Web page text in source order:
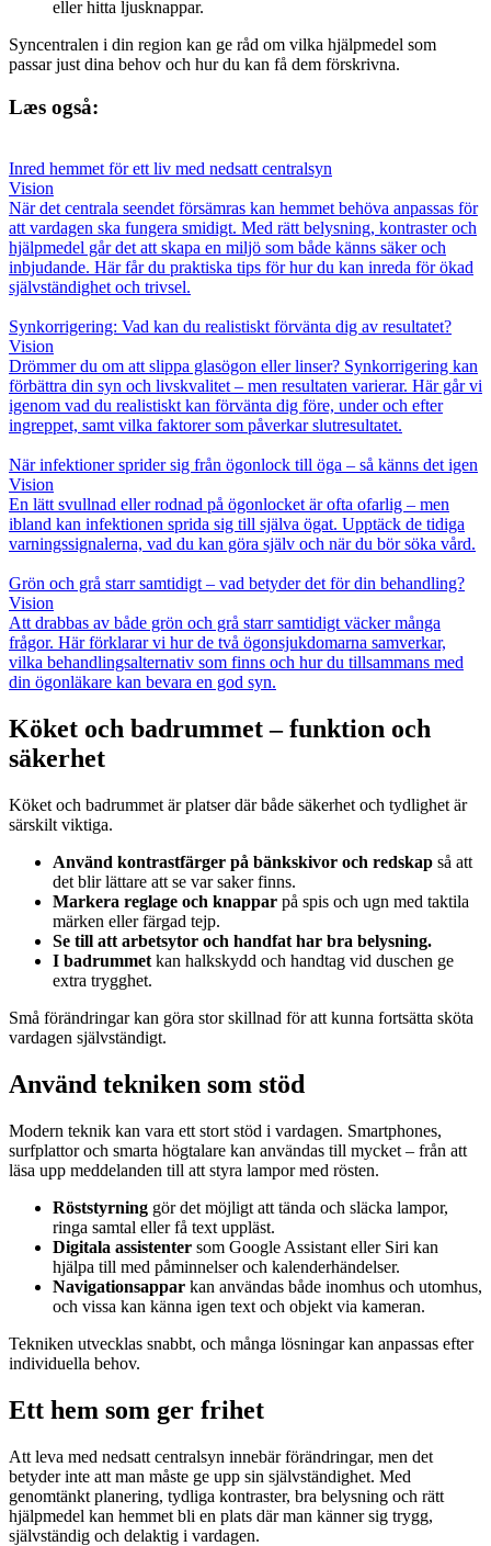
eller hitta ljusknappar.
Syncentralen i din region kan ge råd om vilka hjälpmedel som
passar just dina behov och hur du kan få dem förskrivna.
Læs også:
Inred hemmet för ett liv med nedsatt centralsyn
Vision
När det centrala seendet försämras kan hemmet behöva anpassas för
att vardagen ska fungera smidigt. Med rätt belysning, kontraster och
hjälpmedel går det att skapa en miljö som både känns säker och
inbjudande. Här får du praktiska tips för hur du kan inreda för ökad
självständighet och trivsel.
Synkorrigering: Vad kan du realistiskt förvänta dig av resultatet?
Vision
Drömmer du om att slippa glasögon eller linser? Synkorrigering kan
förbättra din syn och livskvalitet – men resultaten varierar. Här går vi
igenom vad du realistiskt kan förvänta dig före, under och efter
ingreppet, samt vilka faktorer som påverkar slutresultatet.
När infektioner sprider sig från ögonlock till öga – så känns det igen
Vision
En lätt svullnad eller rodnad på ögonlocket är ofta ofarlig – men
ibland kan infektionen sprida sig till själva ögat. Upptäck de tidiga
varningssignalerna, vad du kan göra själv och när du bör söka vård.
Grön och grå starr samtidigt – vad betyder det för din behandling?
Vision
Att drabbas av både grön och grå starr samtidigt väcker många
frågor. Här förklarar vi hur de två ögonsjukdomarna samverkar,
vilka behandlingsalternativ som finns och hur du tillsammans med
din ögonläkare kan bevara en god syn.
Köket och badrummet – funktion och
säkerhet
Köket och badrummet är platser där både säkerhet och tydlighet är
särskilt viktiga.
Använd kontrastfärger på bänkskivor och redskap så att
det blir lättare att se var saker finns.
Markera reglage och knappar på spis och ugn med taktila
märken eller färgad tejp.
Se till att arbetsytor och handfat har bra belysning.
I badrummet kan halkskydd och handtag vid duschen ge
extra trygghet.
Små förändringar kan göra stor skillnad för att kunna fortsätta sköta
vardagen självständigt.
Använd tekniken som stöd
Modern teknik kan vara ett stort stöd i vardagen. Smartphones,
surfplattor och smarta högtalare kan användas till mycket – från att
läsa upp meddelanden till att styra lampor med rösten.
Röststyrning gör det möjligt att tända och släcka lampor,
ringa samtal eller få text uppläst.
Digitala assistenter som Google Assistant eller Siri kan
hjälpa till med påminnelser och kalenderhändelser.
Navigationsappar kan användas både inomhus och utomhus,
och vissa kan känna igen text och objekt via kameran.
Tekniken utvecklas snabbt, och många lösningar kan anpassas efter
individuella behov.
Ett hem som ger frihet
Att leva med nedsatt centralsyn innebär förändringar, men det
betyder inte att man måste ge upp sin självständighet. Med
genomtänkt planering, tydliga kontraster, bra belysning och rätt
hjälpmedel kan hemmet bli en plats där man känner sig trygg,
självständig och delaktig i vardagen.